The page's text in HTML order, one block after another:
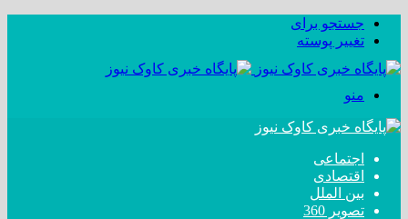
جستجو برای
تغییر پوسته
منو
اجتماعی
اقتصادی
بین الملل
تصویر 360